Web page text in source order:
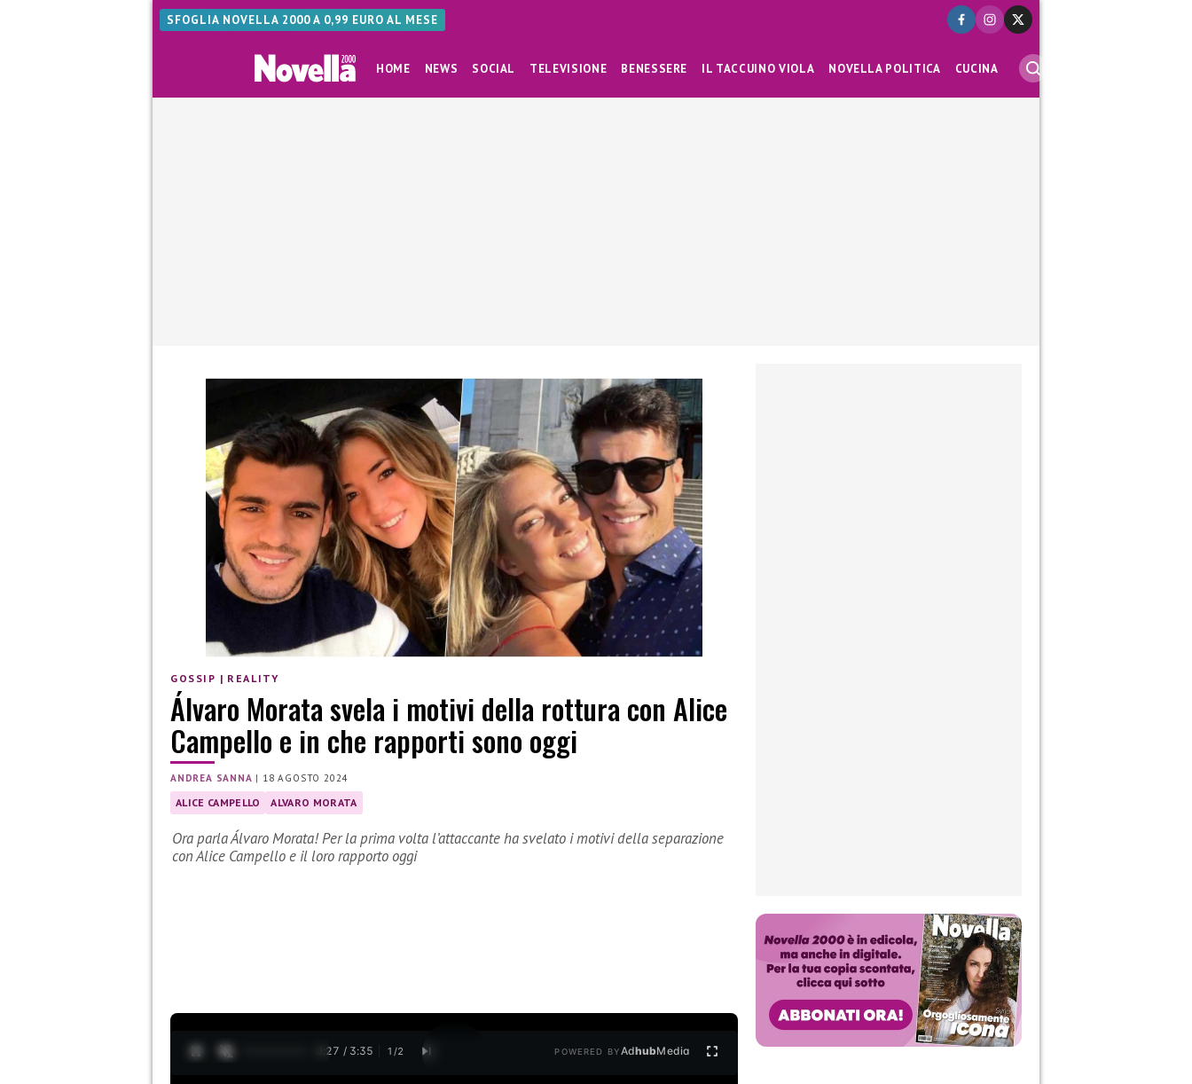
SFOGLIA NOVELLA 2000 A 0,99 EURO AL MESE
HOME NEWS SOCIAL TELEVISIONE BENESSERE IL TACCUINO VIOLA NOVELLA POLITICA CUCINA
GOSSIP | REALITY
Álvaro Morata svela i motivi della rottura con Alice
Campello e in che rapporti sono oggi
ANDREA SANNA | 18 AGOSTO 2024
ALICE CAMPELLO ALVARO MORATA
Ora parla Álvaro Morata! Per la prima volta l’attaccante ha svelato i motivi della separazione
con Alice Campello e il loro rapporto oggi
0:28 / 3:35 1 /2 POWERED BYAdhubMedia